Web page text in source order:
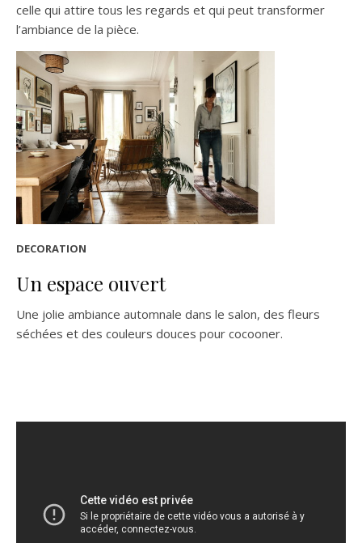
celle qui attire tous les regards et qui peut transformer
l’ambiance de la pièce.
DECORATION
Un espace ouvert
Une jolie ambiance automnale dans le salon, des fleurs
séchées et des couleurs douces pour cocooner.